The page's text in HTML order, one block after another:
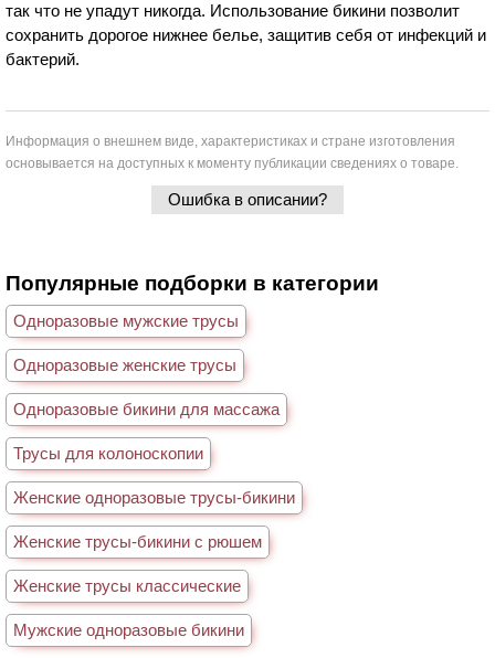
так что не упадут никогда. Использование бикини позволит
сохранить дорогое нижнее белье, защитив себя от инфекций и
бактерий.
Информация о внешнем виде, характеристиках и стране изготовления
основывается на доступных к моменту публикации сведениях о товаре.
Ошибка в описании?
Популярные подборки в категории
Одноразовые мужские трусы
Одноразовые женские трусы
Одноразовые бикини для массажа
Трусы для колоноскопии
Женские одноразовые трусы-бикини
Женские трусы-бикини с рюшем
Женские трусы классические
Мужские одноразовые бикини